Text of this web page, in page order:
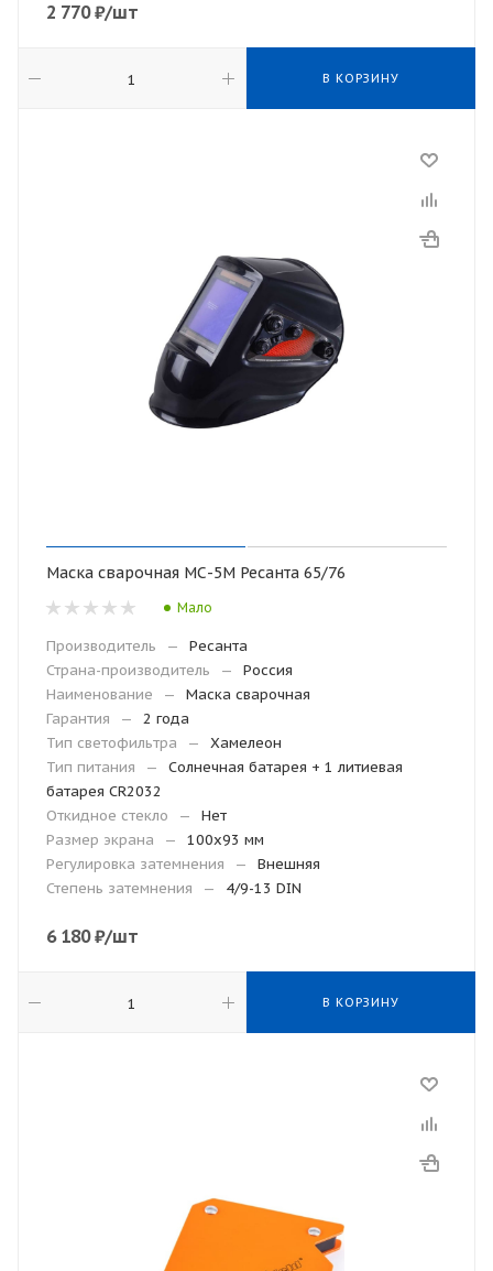
2 770₽/шт
В КОРЗИНУ
Маска сварочная МС-5М Ресанта 65/76
Мало
Производитель —
Ресанта
Страна-производитель
—
Россия
Наименование
—
Маска сварочная
Гарантия
—
2 года
Тип светофильтра
—
Хамелеон
Тип питания
—
Солнечная батарея + 1 литиевая
батарея CR2032
Откидное стекло
—
Нет
Размер экрана
—
100х93 мм
Регулировка затемнения
—
Внешняя
Степень затемнения
— 4/9-13 DIN
6 180₽/шт
В КОРЗИНУ